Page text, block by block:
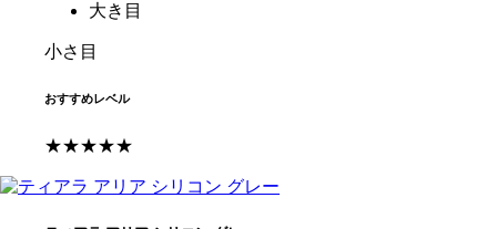
大き目
小さ目
おすすめレベル
★★★★★